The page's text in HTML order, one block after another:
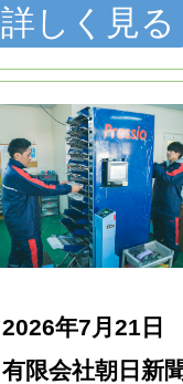
詳しく見る
2026年7月21日
有限会社朝日新